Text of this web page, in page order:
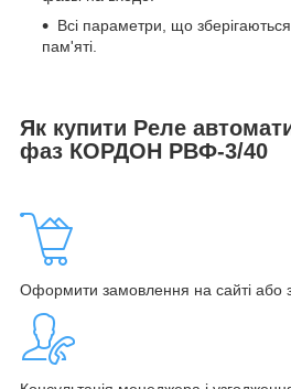
Всі параметри, що
пам'яті.
Як купити Реле
фаз КОРДОН РВФ-3/40
Оформити замовлення на сайті або